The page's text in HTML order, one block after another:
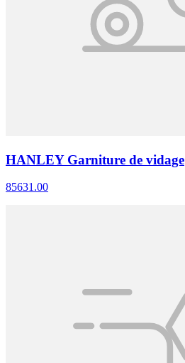
HANLEY Garniture de vidage
85631.00